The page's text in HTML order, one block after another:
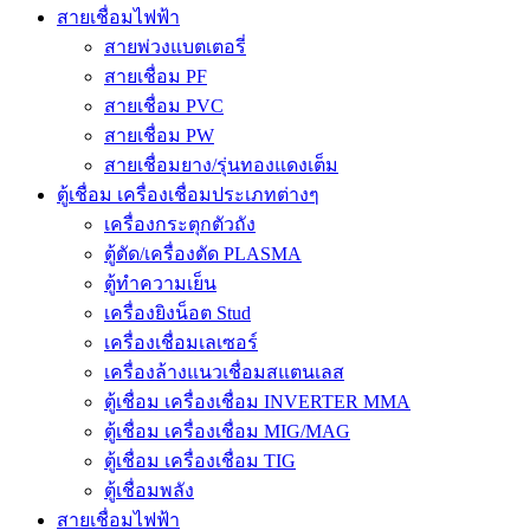
สายเชื่อมไฟฟ้า
สายพ่วงแบตเตอรี่
สายเชื่อม PF
สายเชื่อม PVC
สายเชื่อม PW
สายเชื่อมยาง/รุ่นทองแดงเต็ม
ตู้เชื่อม เครื่องเชื่อมประเภทต่างๆ
เครื่องกระตุกตัวถัง
ตู้ตัด/เครื่องตัด PLASMA
ตู้ทำความเย็น
เครื่องยิงน็อต Stud
เครื่องเชื่อมเลเซอร์
เครื่องล้างแนวเชื่อมสแตนเลส
ตู้เชื่อม เครื่องเชื่อม INVERTER MMA
ตู้เชื่อม เครื่องเชื่อม MIG/MAG
ตู้เชื่อม เครื่องเชื่อม TIG
ตู้เชื่อมพลัง
สายเชื่อมไฟฟ้า